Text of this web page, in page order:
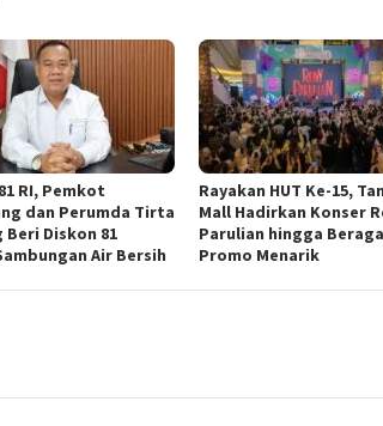
RI, Pemkot
dan Perumda Tirta
Beri Diskon 81
Air Bersih
Rayakan HUT Ke-15,
Mall Hadirkan Konser
Parulian hingga
Promo Menarik